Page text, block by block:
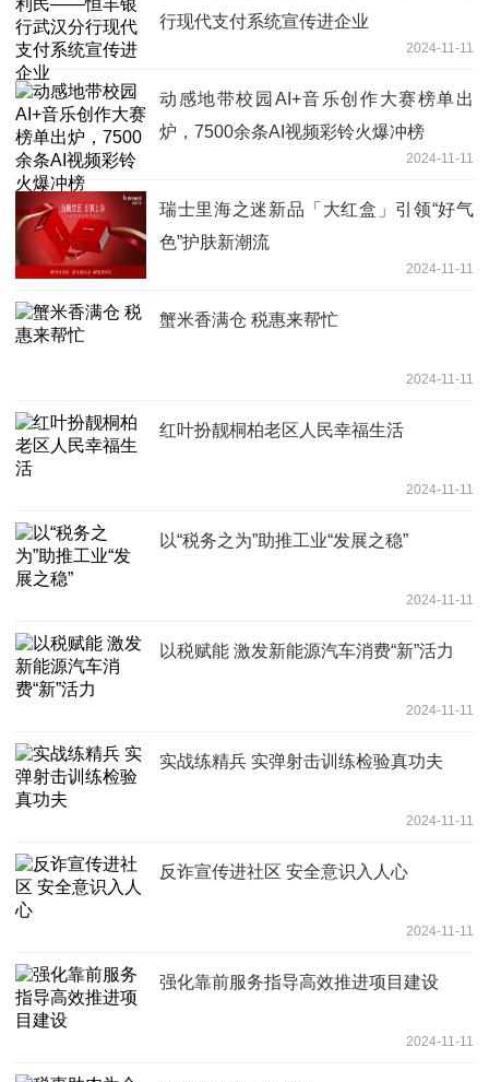
行现代支付系统宣传进企业
2024-11-11
动感地带校园AI+音乐创作大赛榜单出
炉，7500余条AI视频彩铃火爆冲榜
2024-11-11
瑞士里海之迷新品「大红盒」引领“好气
色”护肤新潮流
2024-11-11
蟹米香满仓 税惠来帮忙
2024-11-11
红叶扮靓桐柏老区人民幸福生活
2024-11-11
以“税务之为”助推工业“发展之稳”
2024-11-11
以税赋能 激发新能源汽车消费“新”活力
2024-11-11
实战练精兵 实弹射击训练检验真功夫
2024-11-11
反诈宣传进社区 安全意识入人心
2024-11-11
强化靠前服务指导高效推进项目建设
2024-11-11